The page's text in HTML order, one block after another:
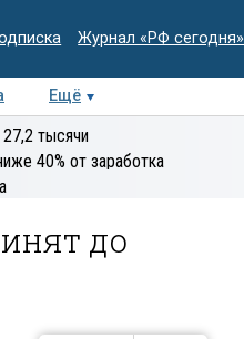
Журнал «РФ сегодня»
Ещё
экспертиза
тысячи
40% от заработка
до